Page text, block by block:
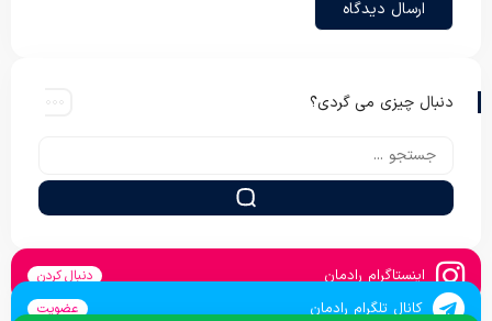
دنبال چیزی می گردی؟
اینستاگرام رادمان دنبال کردن
کانال تلگرام رادمان عضویت